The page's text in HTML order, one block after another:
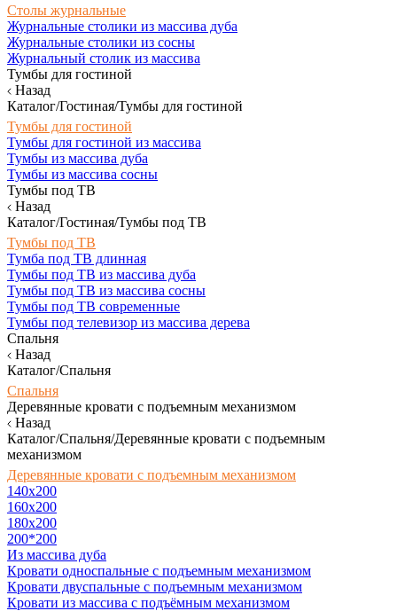
Столы журнальные
Журнальные столики из массива дуба
Журнальные столики из сосны
Журнальный столик из массива
Тумбы для гостиной
Назад
Каталог/Гостиная/Тумбы для гостиной
Тумбы для гостиной
Тумбы для гостиной из массива
Тумбы из массива дуба
Тумбы из массива сосны
Тумбы под ТВ
Назад
Каталог/Гостиная/Тумбы под ТВ
Тумбы под ТВ
Тумба под ТВ длинная
Тумбы под ТВ из массива дуба
Тумбы под ТВ из массива сосны
Тумбы под ТВ современные
Тумбы под телевизор из массива дерева
Спальня
Назад
Каталог/Спальня
Спальня
Деревянные кровати с подъемным механизмом
Назад
Каталог/Спальня/Деревянные кровати с подъемным
механизмом
Деревянные кровати с подъемным механизмом
140x200
160х200
180х200
200*200
Из массива дуба
Кровати односпальные с подъемным механизмом
Кровати двуспальные с подъемным механизмом
Кровати из массива с подъёмным механизмом